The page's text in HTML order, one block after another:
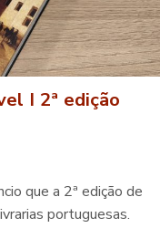
I 2ª edição
que a 2ª edição de
portuguesas.